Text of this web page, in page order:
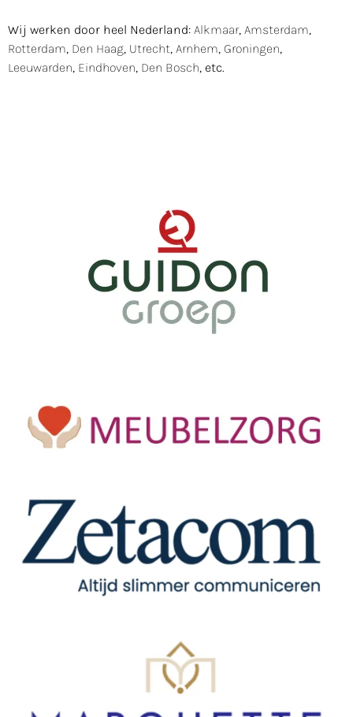
Wij werken door heel Nederland: Alkmaar, Amsterdam,
Rotterdam, Den Haag, Utrecht, Arnhem, Groningen,
Leeuwarden, Eindhoven, Den Bosch, etc.